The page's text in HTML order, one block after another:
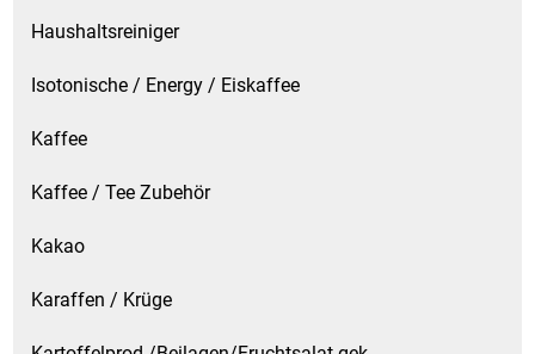
Reinigungshilfsmittel
Reis / Hülsenfrüchte
Salz
Haushaltsreiniger
Isotonische / Energy / Eiskaffee
Kaffee
Kaffee / Tee Zubehör
Kakao
Karaffen / Krüge